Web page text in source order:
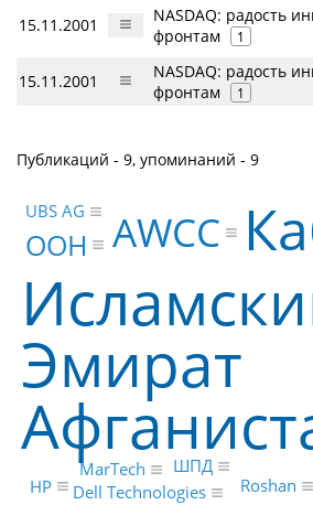
15.11.2001
NASDAQ: радость
фронтам
1
15.11.2001
NASDAQ: радость
фронтам
1
Публикаций - 9, упоминаний - 9
Эмират
AWCC
ООН
HP Dell Technologies Roshan
UBS AG
MarTech
ШПД